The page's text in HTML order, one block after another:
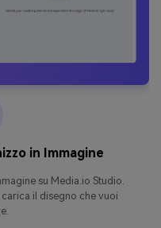
in Immagine
su Media.io Studio.
carica il disegno che vuoi